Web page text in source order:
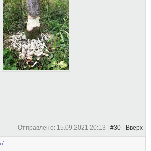
Отправлено: 15.09.2021 20:13 | #30 Вверх